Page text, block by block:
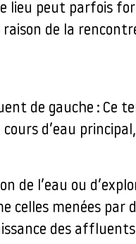
lieu peut parfois
de la
de gauche : Ce
d’eau
de l’eau ou
celles menées par
des